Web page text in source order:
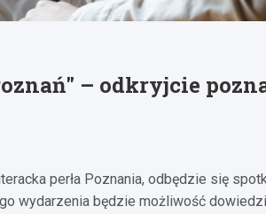
– odkryjcie
perła Poznania, odbędzie się
wydarzenia będzie możliwość